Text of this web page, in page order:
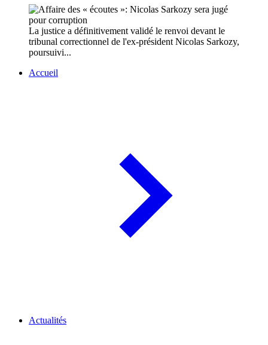
La justice a définitivement validé le renvoi devant le
tribunal correctionnel de l'ex-président Nicolas Sarkozy,
poursuivi...
Accueil
Actualités